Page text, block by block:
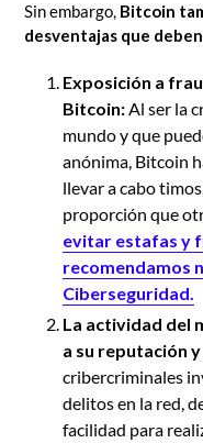
Sin embargo, Bitcoin
desventajas que
Exposición a
Bitcoin: Al ser la
mundo y que
anónima, Bitcoin
llevar a cabo
proporción que
evitar estafas y
recomendamos
Ciberseguridad.
La actividad del
a su reputación
cribercriminales
delitos en la red,
facilidad para